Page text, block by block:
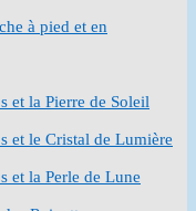
à pied et en
et la Pierre de Soleil
et le Cristal de Lumière
et la Perle de Lune